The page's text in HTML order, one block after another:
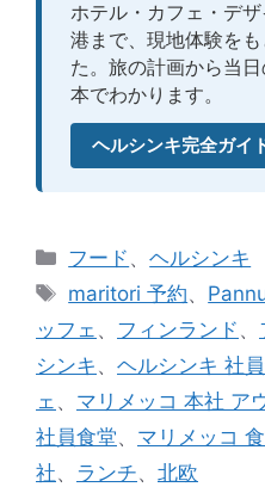
ホテル・カフェ・デ
港まで、現地体験を
た。旅の計画から当
本でわかります。
ヘルシンキ完全ガイ
カ
テ
リ
ー
フード 、ヘルシンキ
タ
グ
maritori 予約、
ッフェ 、 フィンランド 、
シンキ 、 ヘルシンキ 社
ェ 、 マリメッコ 本社 ア
社員食堂、 マリメッコ
社、 ランチ、 北欧